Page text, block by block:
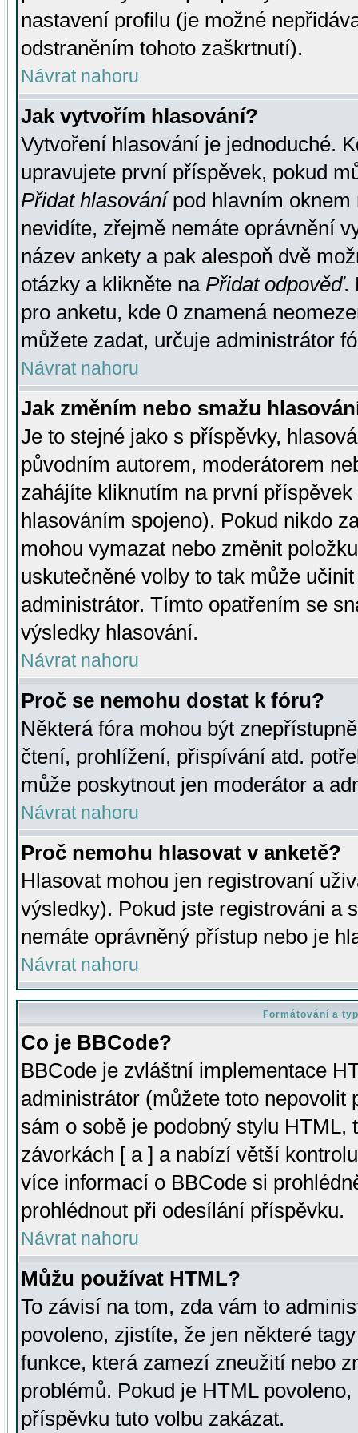
nastavení profilu (je možné
odstraněním tohoto zaškrtnutí).
Návrat nahoru
Jak vytvořím hlasování?
Vytvoření hlasování je jednoduché.
upravujete první příspěvek, pokud
Přidat hlasovánípod hlavním oknem
nevidíte, zřejmě nemáte oprávnění
název ankety a pak alespoň dvě
otázky a klikněte na Přidat odpověď.
pro anketu, kde 0 znamená
můžete zadat, určuje administrátor
Návrat nahoru
Jak změním nebo smažu
Je to stejné jako s příspěvky,
původním autorem, moderátorem
zahájíte kliknutím na první
hlasováním spojeno). Pokud nikdo
mohou vymazat nebo změnit
uskutečněné volby to tak může
administrátor. Tímto opatřením se
výsledky hlasování.
Návrat nahoru
Proč se nemohu dostat k fóru?
Některá fóra mohou být
čtení, prohlížení, přispívání atd.
může poskytnout jen moderátor a
Návrat nahoru
Proč nemohu hlasovat v anketě?
Hlasovat mohou jen registrovaní
výsledky). Pokud jste registrováni a
nemáte oprávněný přístup nebo je
Návrat nahoru
Formátování a
Co je BBCode?
BBCode je zvláštní implementace
administrátor (můžete toto
sám o sobě je podobný stylu HTML,
závorkách [ a ] a nabízí větší
více informací o BBCode si
prohlédnout při odesílání příspěvku.
Návrat nahoru
Můžu používat HTML?
To závisí na tom, zda vám to
povoleno, zjistíte, že jen některé
funkce, která zamezí zneužití nebo
problémů. Pokud je HTML
příspěvku tuto volbu zakázat.